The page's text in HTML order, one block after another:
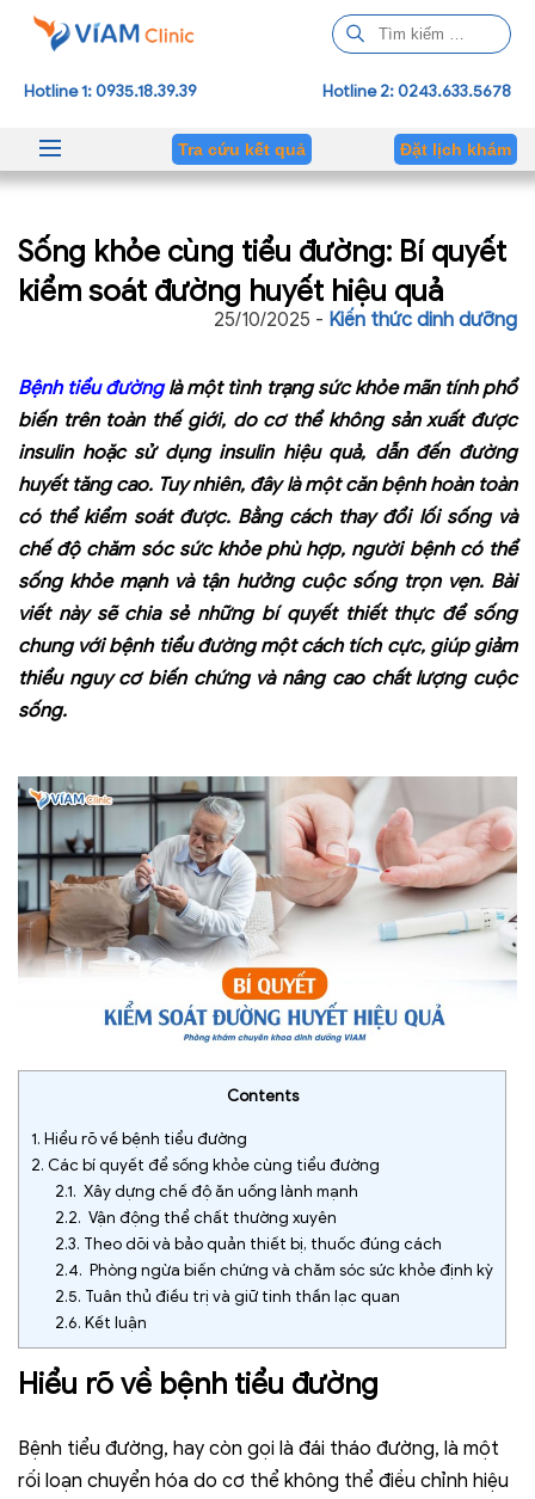
ì
m
h
o
:
Hotline 1: 0935.18.39.39 Hotline 2: 0243.633.5678
Tra cứu kết quả Đặt lịch khám
Sống khỏe cùng tiểu đường: Bí quyết
kiểm soát đường huyết hiệu quả
25/10/2025 - Kiến thức dinh dưỡng
Bệnh tiểu đườnglà một tình trạng sức khỏe mãn tính phổ
biến trên toàn thế giới, do cơ thể không sản xuất được
insulin hoặc sử dụng insulin hiệu quả, dẫn đến đường
huyết tăng cao. Tuy nhiên, đây là một căn bệnh hoàn toàn
có thể kiểm soát được. Bằng cách thay đổi lối sống và
chế độ chăm sóc sức khỏe phù hợp, người bệnh có thể
sống khỏe mạnh và tận hưởng cuộc sống trọn vẹn. Bài
viết này sẽ chia sẻ những bí quyết thiết thực để sống
chung với bệnh tiểu đường một cách tích cực, giúp giảm
thiểu nguy cơ biến chứng và nâng cao chất lượng cuộc
sống.
Contents
1. Hiểu rõ về bệnh tiểu đường
2. Các bí quyết để sống khỏe cùng tiểu đường
2.1. Xây dựng chế độ ăn uống lành mạnh
2.2. Vận động thể chất thường xuyên
2.3. Theo dõi và bảo quản thiết bị, thuốc đúng cách
2.4. Phòng ngừa biến chứng và chăm sóc sức khỏe định kỳ
2.5. Tuân thủ điều trị và giữ tinh thần lạc quan
2.6. Kết luận
Hiểu rõ về bệnh tiểu đường
Bệnh tiểu đường, hay còn gọi là đái tháo đường, là một
rối loạn chuyển hóa do cơ thể không thể điều chỉnh hiệu